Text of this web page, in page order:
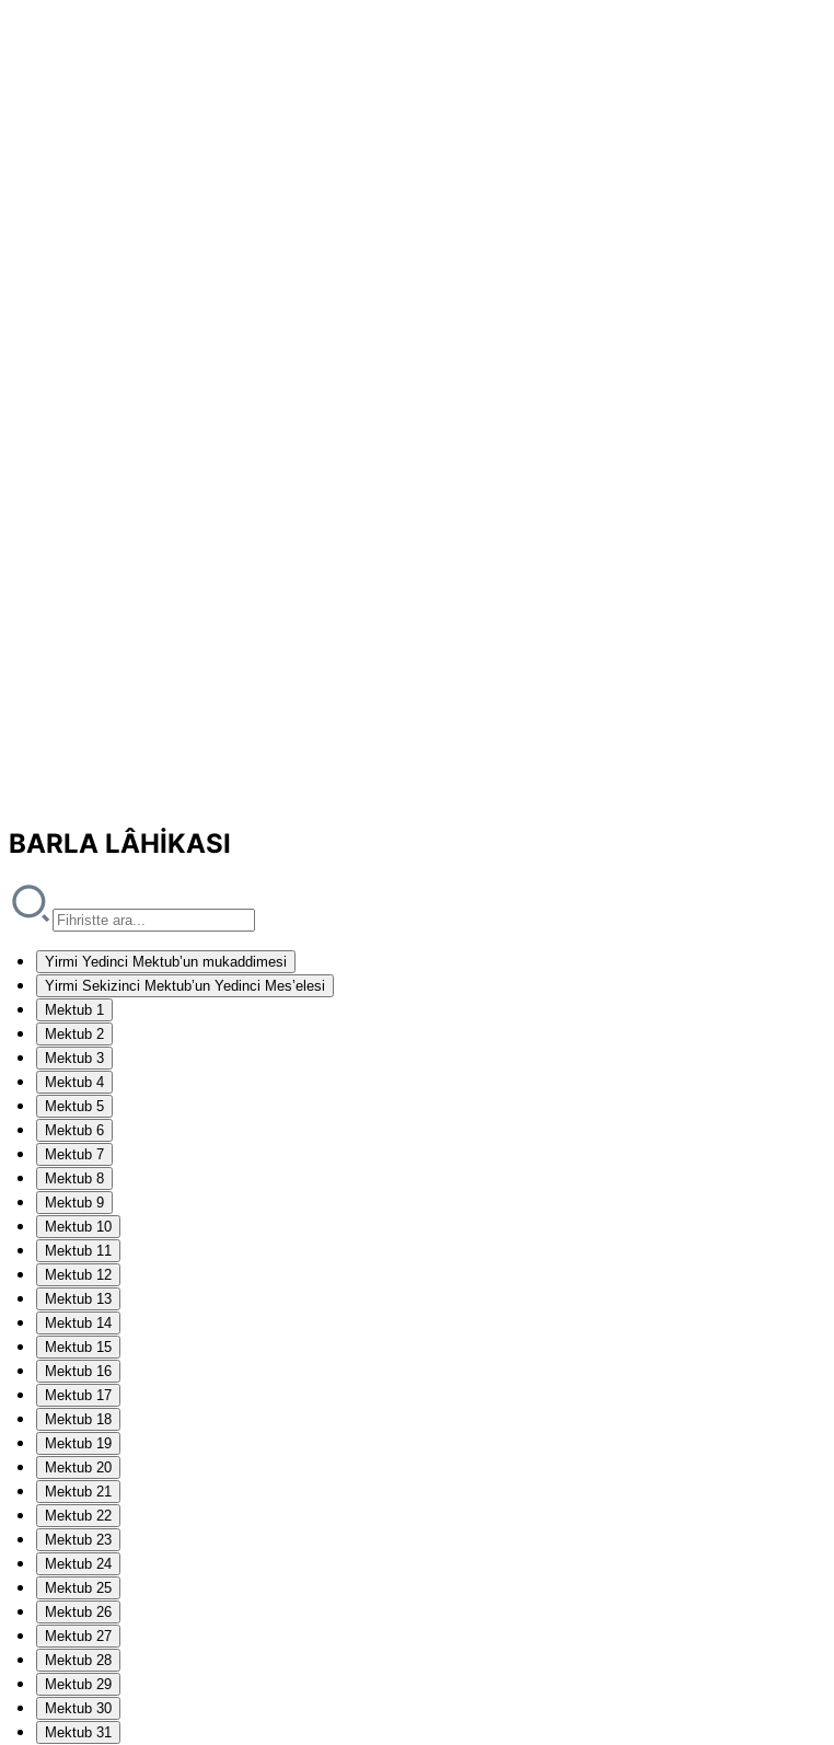
BARLA LÂHİKASI
Yirmi Yedinci Mektub’un mukaddimesi
Yirmi Sekizinci Mektub’un Yedinci Mes’elesi
Mektub 1
Mektub 2
Mektub 3
Mektub 4
Mektub 5
Mektub 6
Mektub 7
Mektub 8
Mektub 9
Mektub 10
Mektub 11
Mektub 12
Mektub 13
Mektub 14
Mektub 15
Mektub 16
Mektub 17
Mektub 18
Mektub 19
Mektub 20
Mektub 21
Mektub 22
Mektub 23
Mektub 24
Mektub 25
Mektub 26
Mektub 27
Mektub 28
Mektub 29
Mektub 30
Mektub 31